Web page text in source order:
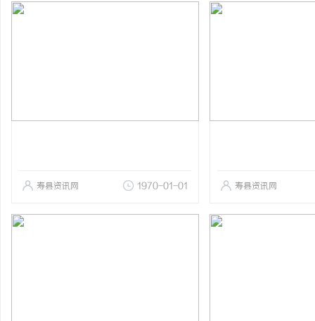
寿县资讯网 1970-01-01 寿县资讯网